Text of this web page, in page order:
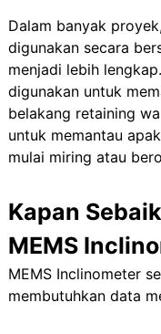
Dalam banyak
digunakan secara
menjadi lebih
digunakan untuk
belakang retaining
untuk memantau
mulai miring atau
Kapan
MEMS
MEMS Inclinometer
membutuhkan data